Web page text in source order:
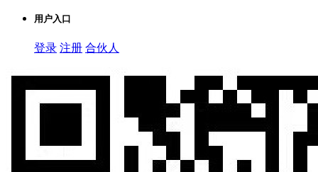
用户入口
登录 注册 合伙人